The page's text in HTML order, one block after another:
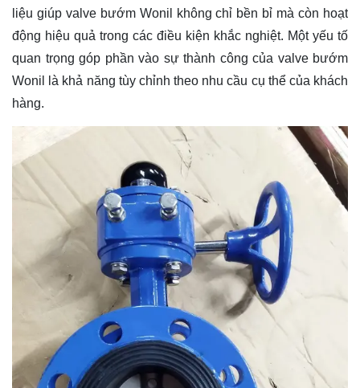
liệu giúp valve bướm Wonil không chỉ bền bỉ mà còn hoạt
động hiệu quả trong các điều kiện khắc nghiệt. Một yếu tố
quan trọng góp phần vào sự thành công của valve bướm
Wonil là khả năng tùy chỉnh theo nhu cầu cụ thể của khách
hàng.